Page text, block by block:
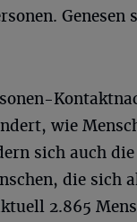
Genesen
wie
sich auch
die sich
2.865